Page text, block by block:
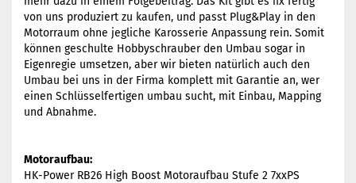
von uns produziert zu kaufen, und passt Plug&Play in den
Motorraum ohne jegliche Karosserie Anpassung rein. Somit
können geschulte Hobbyschrauber den Umbau sogar in
Eigenregie umsetzen, aber wir bieten natürlich auch den
Umbau bei uns in der Firma komplett mit Garantie an, wer
einen Schlüsselfertigen umbau sucht, mit Einbau, Mapping
und Abnahme.
Motoraufbau:
HK-Power RB26 High Boost Motoraufbau Stufe 2 7xxPS